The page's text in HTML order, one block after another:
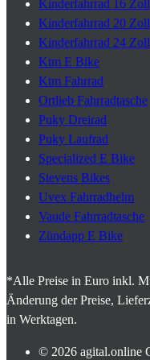
Kinderfahrrad 16 Zoll
Kinderfahrrad 20 Zoll
Kinderfahrrad 24 Zoll
Ktm E Bike
Ktm Fahrrad
Ortlieb Fahrradtasche
Puky Dreirad
Puky Laufrad
Specialized E Bike
Stevens Bikes
Uvex Fahrradhelm
Vaude Fahrradtasche
Zündapp E Bike
*Alle Preise in Euro inkl.
Änderung der Preise,
in Werktagen.
© 2026 agital.online